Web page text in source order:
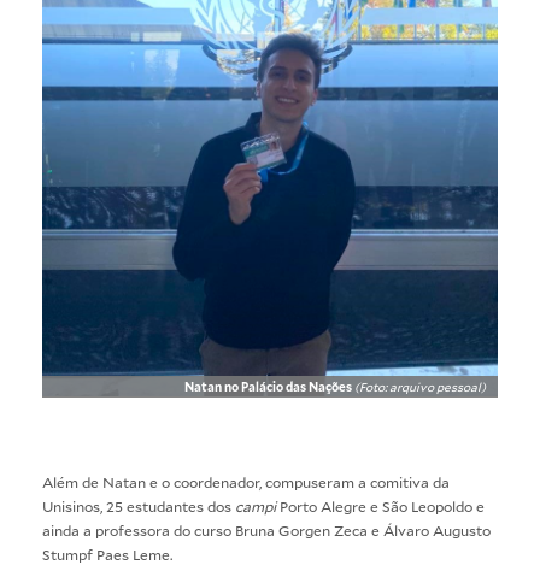
Natan no Palácio das Nações (Foto: arquivo pessoal)
Além de Natan e o coordenador, compuseram a comitiva da
Unisinos, 25 estudantes dos campiPorto Alegre e São Leopoldo e
ainda a professora do curso Bruna Gorgen Zeca e Álvaro Augusto
Stumpf Paes Leme.